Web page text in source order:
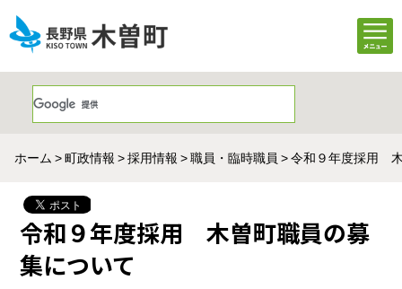
ホーム 町政情報 採用情報 職員・臨時職員 令和９年度採用
令和９年度採用 木曽町職員の募
集について